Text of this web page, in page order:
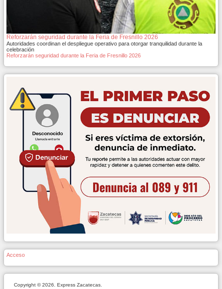
Reforzarán seguridad durante la Feria de Fresnillo 2026
Autoridades coordinan el despliegue operativo para otorgar tranquilidad durante la
celebración
Reforzarán seguridad durante la Feria de Fresnillo 2026
Acceso
Copyright © 2026. Express Zacatecas.